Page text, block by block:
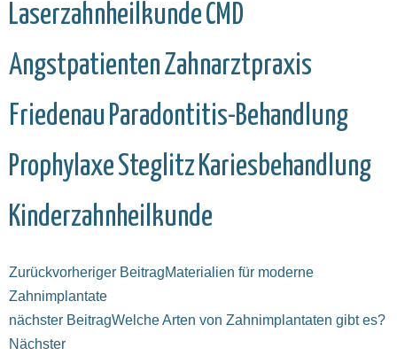
LaserzahnheilkundeCMD
AngstpatientenZahnarztpraxis
Friedenau Paradontitis-Behandlung
ProphylaxeSteglitz Kariesbehandlung
Kinderzahnheilkunde
Zurückvorheriger BeitragMaterialien für moderne
Zahnimplantate
nächster BeitragWelche Arten von Zahnimplantaten gibt es?
Nächster